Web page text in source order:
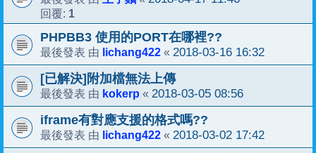
回覆: 1
PHPBB3 使用的PORT在哪裡??
最後發表 由 lichang422 « 2018-03-16 16:32
[已解決]附加檔無法上傳
最後發表 由 kokerp « 2018-03-05 08:56
iframe有對應支援的格式嗎??
最後發表 由 lichang422 « 2018-03-02 17:42